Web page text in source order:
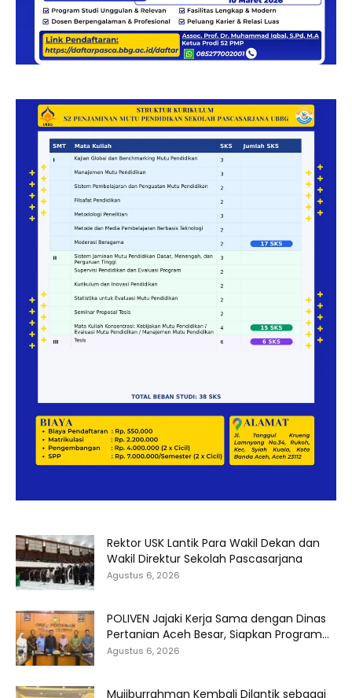
Rektor USK Lantik Para Wakil Dekan dan
Wakil Direktur Sekolah Pascasarjana
Agustus 6, 2026
POLIVEN Jajaki Kerja Sama dengan Dinas
Pertanian Aceh Besar, Siapkan Program...
Agustus 6, 2026
Mujiburrahman Kembali Dilantik sebagai